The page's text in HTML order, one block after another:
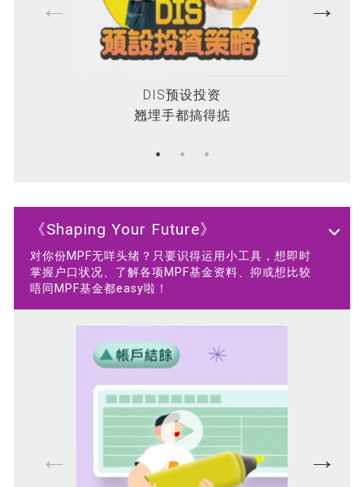
DIS预设投资
翘埋⼿都搞得掂
《Shaping Your Future》
对你份MPF无咩头绪？只要识得运用小工具，想即时
掌握户口状况、了解各项MPF基金资料、抑或想比较
唔同MPF基金都easy啦！